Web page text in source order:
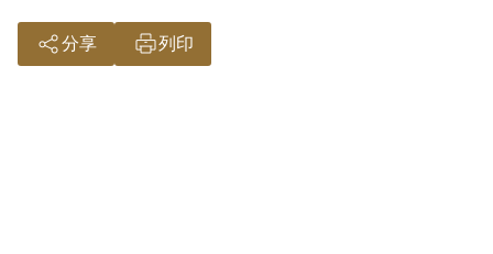
無其相關資料，故認本案非有實據。
分享 列印